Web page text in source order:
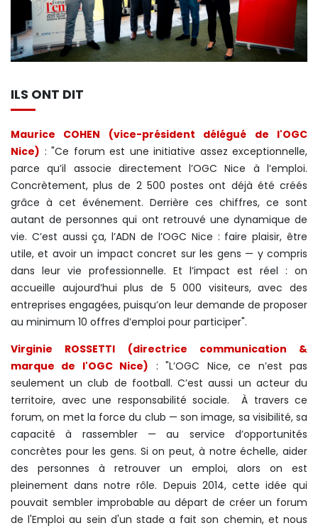
ILS ONT DIT
Maurice COHEN (vice-président délégué de l'OGC
Nice) : "Ce forum est une initiative assez exceptionnelle,
parce qu’il associe directement l’OGC Nice à l’emploi.
Concrètement, plus de 2 500 postes ont déjà été créés
grâce à cet événement. Derrière ces chiffres, ce sont
autant de personnes qui ont retrouvé une dynamique de
vie. C’est aussi ça, l’ADN de l’OGC Nice : faire plaisir, être
utile, et avoir un impact concret sur les gens — y compris
dans leur vie professionnelle. Et l’impact est réel : on
accueille aujourd’hui plus de 5 000 visiteurs, avec des
entreprises engagées, puisqu’on leur demande de proposer
au minimum 10 offres d’emploi pour participer".
Virginie ROSSETTI (directrice communication &
marque de l'OGC Nice) : "L’OGC Nice, ce n’est pas
seulement un club de football. C’est aussi un acteur du
territoire, avec une responsabilité sociale. À travers ce
forum, on met la force du club — son image, sa visibilité, sa
capacité à rassembler — au service d’opportunités
concrètes pour les gens. Si on peut, à notre échelle, aider
des personnes à retrouver un emploi, alors on est
pleinement dans notre rôle. Depuis 2014, cette idée qui
pouvait sembler improbable au départ de créer un forum
de l'Emploi au sein d'un stade a fait son chemin, et nous